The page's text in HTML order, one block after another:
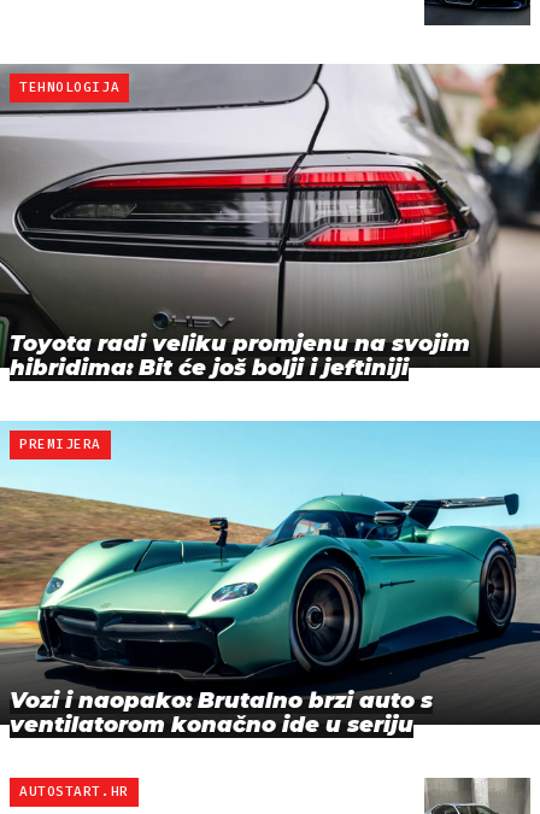
TEHNOLOGIJA
Toyota radi veliku promjenu na svojim
hibridima: Bit će još bolji i jeftiniji
PREMIJERA
Vozi i naopako: Brutalno brzi auto s
ventilatorom konačno ide u seriju
AUTOSTART.HR